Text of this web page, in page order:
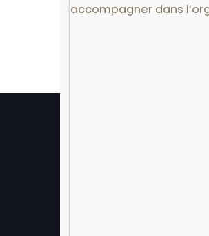
Les vues
performances
accompagner dans